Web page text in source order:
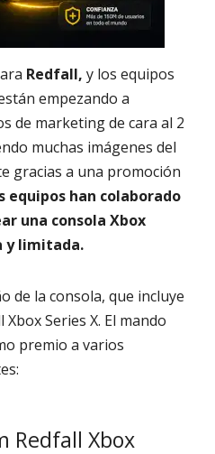
Redfall, y los equipos
empezando a
de marketing de cara al 2
muchas imágenes del
gracias a una promoción
equipos han colaborado
una consola Xbox
y limitada.
de la consola, que incluye
Series X. El mando
premio a varios
Redfall Xbox